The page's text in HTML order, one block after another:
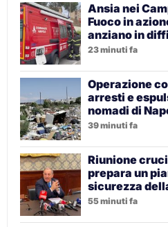
Ansia nei
Fuoco in
anziano in
23 minuti fa
Operazione
arresti e
nomadi di
39 minuti fa
Riunione
prepara un
sicurezza
55 minuti fa